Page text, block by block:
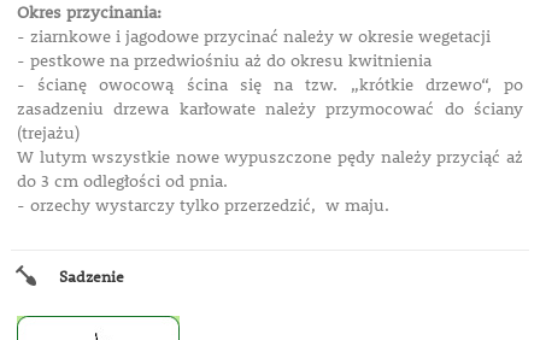
Okres przycinania:
- ziarnkowe i jagodowe przycinać należy w okresie wegetacji
- pestkowe na przedwiośniu aż do okresu kwitnienia
- ścianę owocową ścina się na tzw. „krótkie drzewo“, po
zasadzeniu drzewa karłowate należy przymocować do ściany
(trejażu)
W lutym wszystkie nowe wypuszczone pędy należy przyciąć aż
do 3 cm odległości od pnia.
- orzechy wystarczy tylko przerzedzić, w maju.
Sadzenie